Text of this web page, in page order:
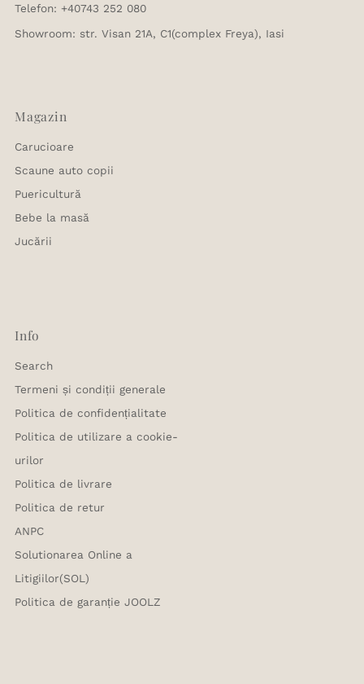
Telefon: +40743 252 080
Showroom: str. Visan 21A, C1(complex Freya), Iasi
Magazin
Carucioare
Scaune auto copii
Puericultură
Bebe la masă
Jucării
Info
Search
Termeni și condiții generale
Politica de confidențialitate
Politica de utilizare a cookie-
urilor
Politica de livrare
Politica de retur
ANPC
Solutionarea Online a
Litigiilor(SOL)
Politica de garanție JOOLZ